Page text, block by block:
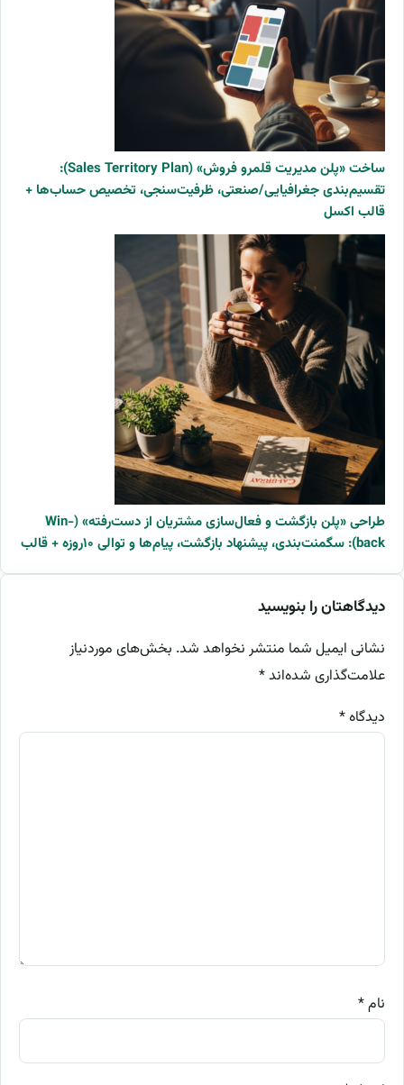
ساخت «پلن مدیریت قلمرو فروش» (Sales Territory Plan):
تقسیم‌بندی جغرافیایی/صنعتی، ظرفیت‌سنجی، تخصیص حساب‌ها +
قالب اکسل
طراحی «پلن بازگشت و فعال‌سازی مشتریان از دست‌رفته» (Win-
back): سگمنت‌بندی، پیشنهاد بازگشت، پیام‌ها و توالی ۱۰روزه + قالب
دیدگاهتان را بنویسید
نشانی ایمیل شما منتشر نخواهد شد. بخش‌های موردنیاز
علامت‌گذاری شده‌اند*
دیدگاه*
نام*